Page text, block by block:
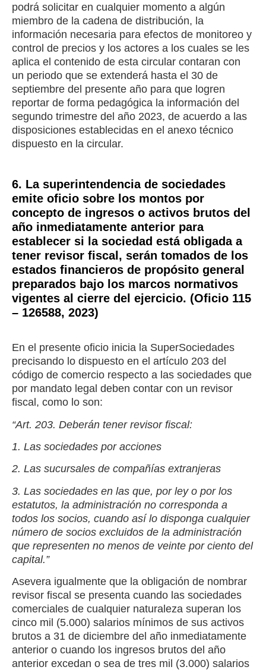
podrá solicitar en cualquier momento a algún
miembro de la cadena de distribución, la
información necesaria para efectos de monitoreo y
control de precios y los actores a los cuales se les
aplica el contenido de esta circular contaran con
un periodo que se extenderá hasta el 30 de
septiembre del presente año para que logren
reportar de forma pedagógica la información del
segundo trimestre del año 2023, de acuerdo a las
disposiciones establecidas en el anexo técnico
dispuesto en la circular.
6. La superintendencia de sociedades
emite oficio sobre los montos por
concepto de ingresos o activos brutos del
año inmediatamente anterior para
establecer si la sociedad está obligada a
tener revisor fiscal, serán tomados de los
estados financieros de propósito general
preparados bajo los marcos normativos
vigentes al cierre del ejercicio. (Oficio 115
– 126588, 2023)
En el presente oficio inicia la SuperSociedades
precisando lo dispuesto en el artículo 203 del
código de comercio respecto a las sociedades que
por mandato legal deben contar con un revisor
fiscal, como lo son:
“Art. 203. Deberán tener revisor fiscal:
1. Las sociedades por acciones
2. Las sucursales de compañías extranjeras
3. Las sociedades en las que, por ley o por los
estatutos, la administración no corresponda a
todos los socios, cuando así lo disponga cualquier
número de socios excluidos de la administración
que representen no menos de veinte por ciento del
capital.”
Asevera igualmente que la obligación de nombrar
revisor fiscal se presenta cuando las sociedades
comerciales de cualquier naturaleza superan los
cinco mil (5.000) salarios mínimos de sus activos
brutos a 31 de diciembre del año inmediatamente
anterior o cuando los ingresos brutos del año
anterior excedan o sea de tres mil (3.000) salarios